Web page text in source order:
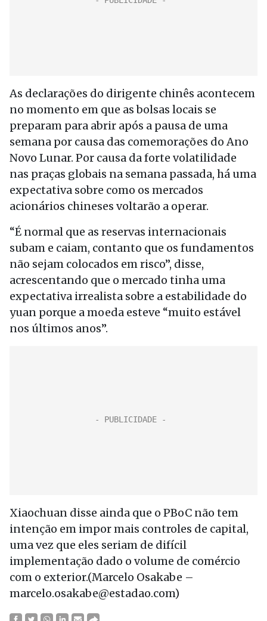
As declarações do dirigente chinês acontecem
no momento em que as bolsas locais se
preparam para abrir após a pausa de uma
semana por causa das comemorações do Ano
Novo Lunar. Por causa da forte volatilidade
nas praças globais na semana passada, há uma
expectativa sobre como os mercados
acionários chineses voltarão a operar.
“É normal que as reservas internacionais
subam e caiam, contanto que os fundamentos
não sejam colocados em risco”, disse,
acrescentando que o mercado tinha uma
expectativa irrealista sobre a estabilidade do
yuan porque a moeda esteve “muito estável
nos últimos anos”.
Xiaochuan disse ainda que o PBoC não tem
intenção em impor mais controles de capital,
uma vez que eles seriam de difícil
implementação dado o volume de comércio
com o exterior.(Marcelo Osakabe –
marcelo.osakabe@estadao.com)